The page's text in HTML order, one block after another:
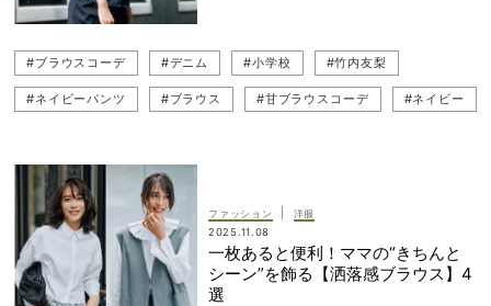
#ブラウスコーデ #デニム #小学校 #竹内友梨
#ネイビーパンツ #ブラウス #甘ブラウスコーデ #ネイビー
#母行事 #母行事コーデ
ファッション
洋服
2025.11.08
一枚あると便利！ママの“きちんと
シーン”を飾る【洒落感ブラウス】4
選